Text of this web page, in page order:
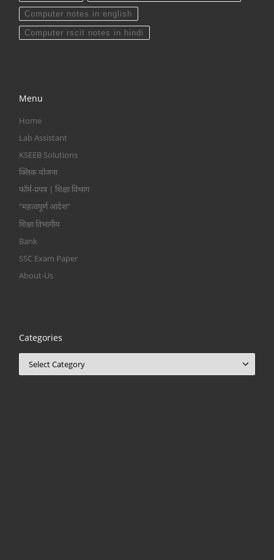
Computer notes in english
Computer rscit notes in hindi
Menu
Home
Lab Assistant
KSEEB Solutions
क्लिक योजना
फॉर्म-प्रपत्र | शिक्षा विभाग
“महत्वपूर्ण आदेश”
शिक्षा विभागीय
Bank
SSC Exam Paper
About-Us
Categories